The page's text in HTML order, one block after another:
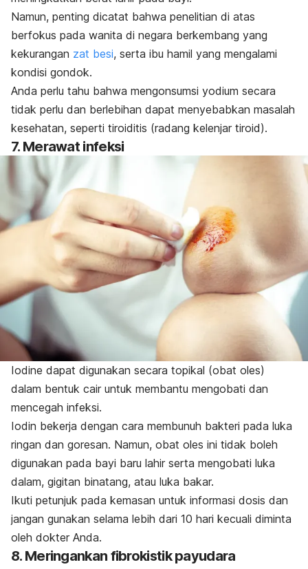
Namun, penting dicatat bahwa penelitian di atas
berfokus pada wanita di negara berkembang yang
kekurangan zat besi, serta ibu hamil yang mengalami
kondisi gondok.
Anda perlu tahu bahwa mengonsumsi yodium secara
tidak perlu dan berlebihan dapat menyebabkan masalah
kesehatan, seperti tiroiditis (radang kelenjar tiroid).
7. Merawat infeksi
Iodine dapat digunakan secara topikal (obat oles)
dalam bentuk cair untuk membantu mengobati dan
mencegah infeksi.
Iodin bekerja dengan cara membunuh bakteri pada luka
ringan dan goresan. Namun, obat oles ini tidak boleh
digunakan pada bayi baru lahir serta mengobati luka
dalam, gigitan binatang, atau luka bakar.
Ikuti petunjuk pada kemasan untuk informasi dosis dan
jangan gunakan selama lebih dari 10 hari kecuali diminta
oleh dokter Anda.
8. Meringankan fibrokistik payudara